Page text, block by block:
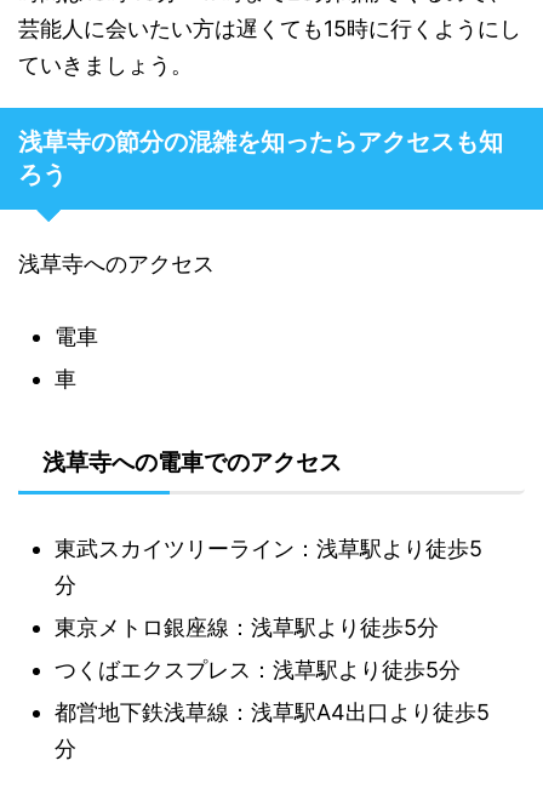
芸能人に会いたい方は遅くても15時に行くようにし
ていきましょう。
浅草寺の節分の混雑を知ったらアクセスも知
ろう
浅草寺へのアクセス
電車
車
浅草寺への電車でのアクセス
東武スカイツリーライン：浅草駅より徒歩5
分
東京メトロ銀座線：浅草駅より徒歩5分
つくばエクスプレス：浅草駅より徒歩5分
都営地下鉄浅草線：浅草駅A4出口より徒歩5
分